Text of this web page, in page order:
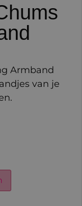
Armband
van je